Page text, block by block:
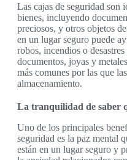
Las cajas de seguridad son
bienes, incluyendo
preciosos, y otros objetos
en un lugar seguro puede
robos, incendios o
documentos, joyas y
más comunes por las que
almacenamiento.
La tranquilidad de saber
Uno de los principales
seguridad es la paz mental
están en un lugar seguro y